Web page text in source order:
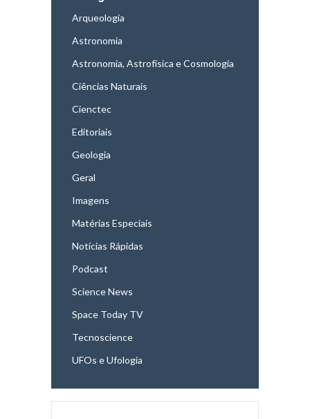
Arqueologia
Astronomia
Astronomia, Astrofísica e Cosmologia
Ciências Naturais
Cienctec
Editoriais
Geologia
Geral
Imagens
Matérias Especiais
Notícias Rápidas
Podcast
Science News
Space Today TV
Tecnoscience
UFOs e Ufologia